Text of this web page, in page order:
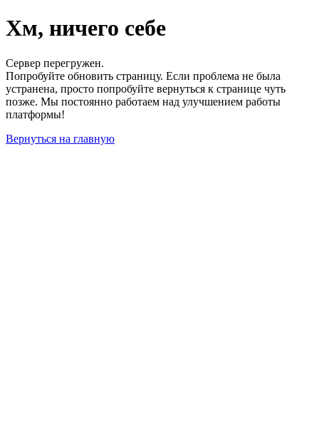
Хм, ничего себе
Сервер перегружен.
Попробуйте обновить страницу. Если проблема не была
устранена, просто попробуйте вернуться к странице чуть
позже. Мы постоянно работаем над улучшением работы
платформы!
Вернуться на главную